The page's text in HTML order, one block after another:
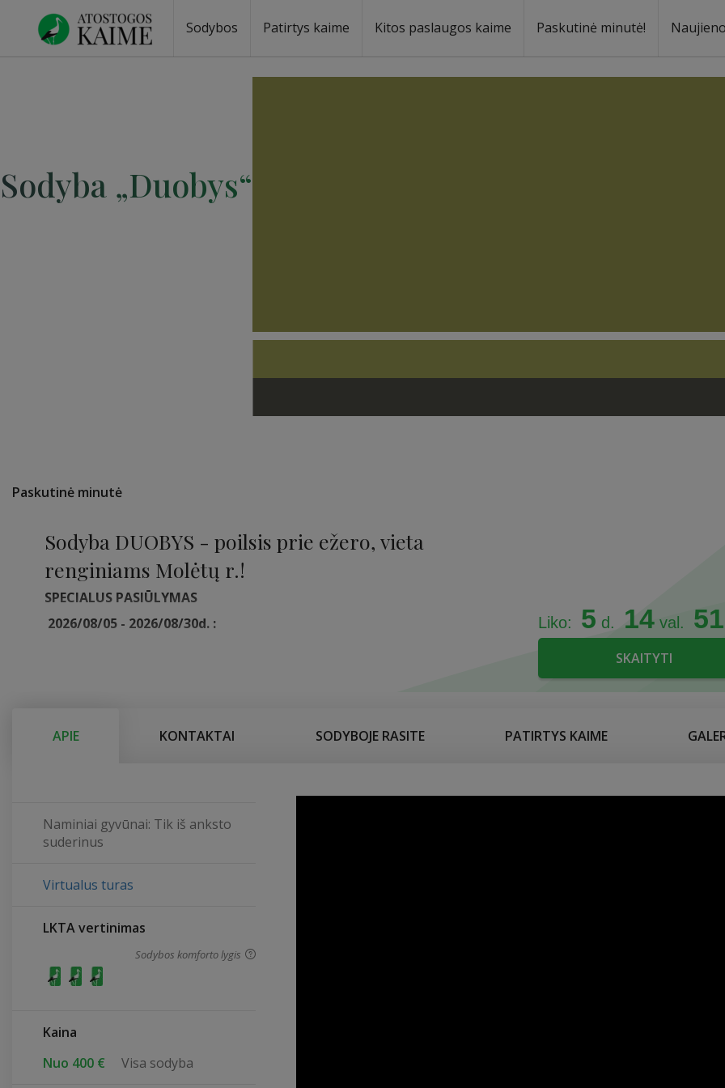
Sodybos Patirtys kaime Kitos paslaugos kaime Paskutinė minutė!
Sodyba „Duobys“
Paskutinė minutė
Sodyba DUOBYS - poilsis prie ežero, vieta
renginiams Molėtų r.!
SPECIALUS PASIŪLYMAS
2026/08/05 - 2026/08/30d. :
Pagrindinis namas (iki 24 asm.) darbo dienomis - 400 eur/naktį,
Vėlyvas išvykimas :)
Tel. 060027719
Liko: 5 d. 14 val. 51
SKAITYTI
APIE KONTAKTAI SODYBOJE RASITE PATIRTYS KAIME
Naminiai gyvūnai: Tik iš anksto
suderinus
Virtualus turas
LKTA vertinimas
Sodybos komforto lygis
Kaina
Nuo 400 €
Visa sodyba